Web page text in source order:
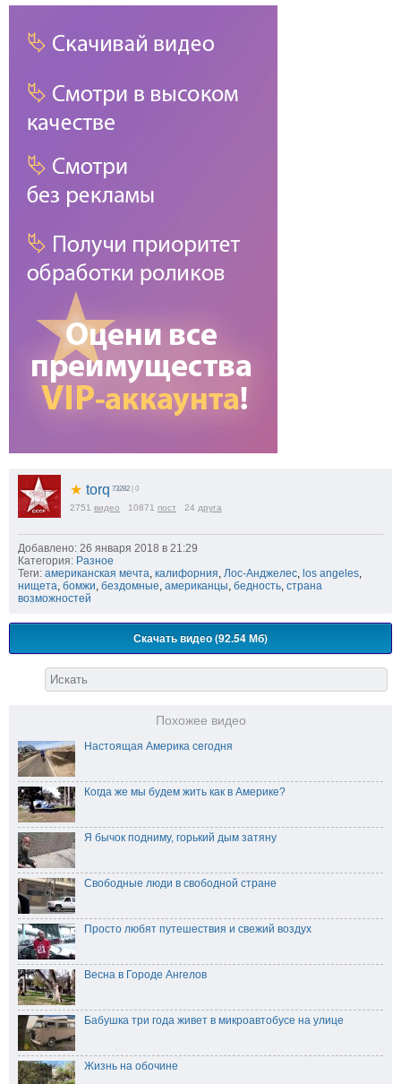
★ torq 73282 | 0
2751 видео 10871 пост 24 друга
Добавлено: 26 января 2018 в 21:29
Категория: Разное
Теги: американская мечта, калифорния, Лос-Анджелес, los angeles,
нищета, бомжи, бездомные, американцы, бедность, страна
возможностей
Скачать видео (92.54 Мб)
Похожее видео
Настоящая Америка сегодня
Когда же мы будем жить как в Америке?
Я бычок подниму, горький дым затяну
Свободные люди в свободной стране
Просто любят путешествия и свежий воздух
Весна в Городе Ангелов
Бабушка три года живет в микроавтобусе на улице
Жизнь на обочине